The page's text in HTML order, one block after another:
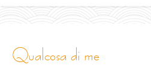
qualcosa di me